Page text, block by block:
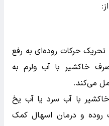
تحریک حرکات روده‌ای به رفع
خاکشیر با آب ولرم به
می‌کند.
با آب سرد یا آب یخ
روده و درمان اسهال کمک